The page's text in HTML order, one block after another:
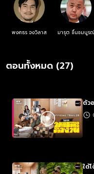
พงศธร จงวิลาส มารุต ชื่นชมบูร
ตอนทั้งหมด (27)
ตัว
ใต้โ